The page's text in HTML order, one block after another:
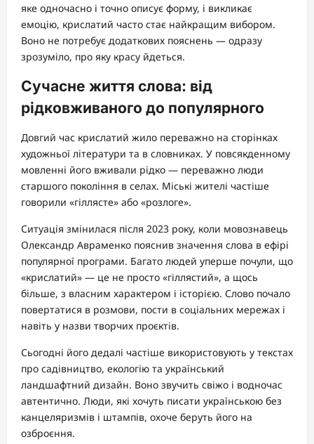
яке одночасно і точно описує форму, і викликає
емоцію, крислатий часто стає найкращим вибором.
Воно не потребує додаткових пояснень — одразу
зрозуміло, про яку красу йдеться.
Сучасне життя слова: від
рідковживаного до популярного
Довгий час крислатий жило переважно на сторінках
художньої літератури та в словниках. У повсякденному
мовленні його вживали рідко — переважно люди
старшого покоління в селах. Міські жителі частіше
говорили «гіллясте» або «розлоге».
Ситуація змінилася після 2023 року, коли мовознавець
Олександр Авраменко пояснив значення слова в ефірі
популярної програми. Багато людей уперше почули, що
«крислатий» — це не просто «гіллястий», а щось
більше, з власним характером і історією. Слово почало
повертатися в розмови, пости в соціальних мережах і
навіть у назви творчих проєктів.
Сьогодні його дедалі частіше використовують у текстах
про садівництво, екологію та український
ландшафтний дизайн. Воно звучить свіжо і водночас
автентично. Люди, які хочуть писати українською без
канцеляризмів і штампів, охоче беруть його на
озброєння.